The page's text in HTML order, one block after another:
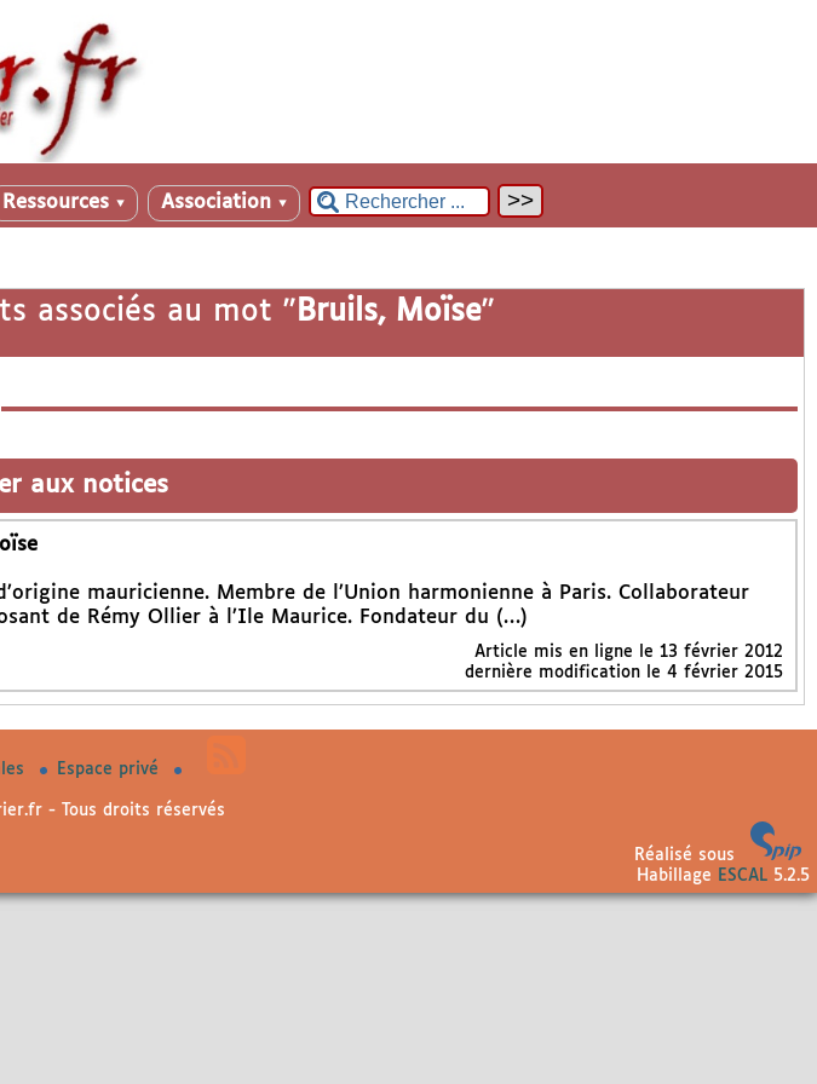
Ressources ▼ Association ▼
associés au mot " Bruils, Moïse"
aux notices
mauricienne. Membre de l’Union harmonienne à Paris. Collaborateur
de Rémy Ollier à l’Ile Maurice. Fondateur du (…)
Article mis en ligne le 13 février 2012
dernière modification le 4 février 2015
Espace privé
- Tous droits réservés
Réalisé sous
Habillage
ESCAL5.2.5